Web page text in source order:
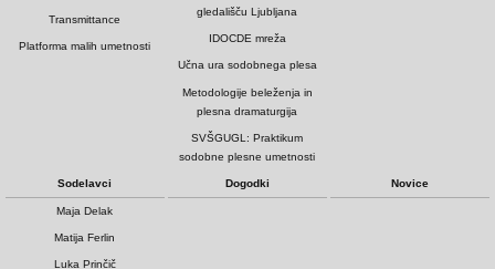
Transmittance
Platforma malih umetnosti
gledališču Ljubljana
IDOCDE mreža
Učna ura sodobnega plesa
Metodologije beleženja in
plesna dramaturgija
SVŠGUGL: Praktikum
sodobne plesne umetnosti
Sodelavci
Maja Delak
Matija Ferlin
Luka Prinčič
Dogodki Novice